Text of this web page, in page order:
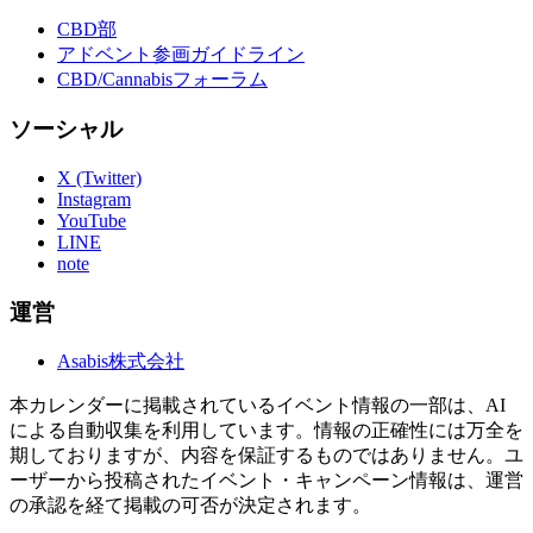
CBD部
アドベント参画ガイドライン
CBD/Cannabisフォーラム
ソーシャル
X (Twitter)
Instagram
YouTube
LINE
note
運営
Asabis株式会社
本カレンダーに掲載されているイベント情報の一部は、AI
による自動収集を利用しています。情報の正確性には万全を
期しておりますが、内容を保証するものではありません。ユ
ーザーから投稿されたイベント・キャンペーン情報は、運営
の承認を経て掲載の可否が決定されます。